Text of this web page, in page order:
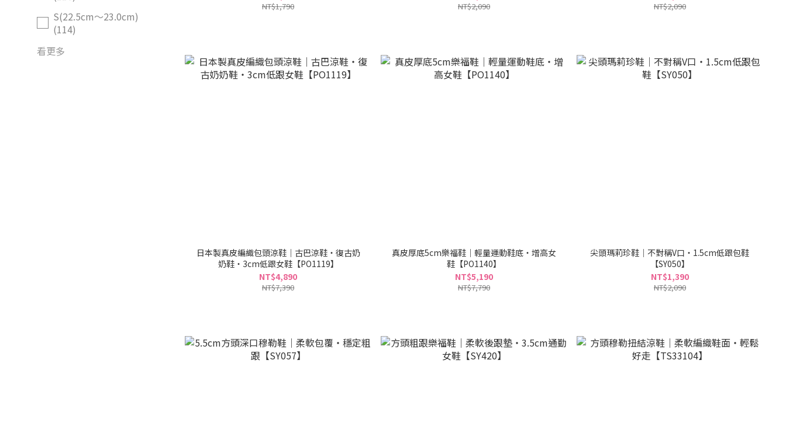
S(22.5cm～23.0cm)
(114)
看更多
NT$1,790 NT$2,090 NT$2,090
日本製真皮編織包頭涼鞋｜古巴涼鞋・復古奶
奶鞋・3cm低跟女鞋【PO1119】
NT$4,890
NT$7,390
真皮厚底5cm樂福鞋｜輕量運動鞋底・增高女
鞋【PO1140】
NT$5,190
NT$7,790
尖頭瑪莉珍鞋｜不對稱V口・1.5cm低跟包鞋
【SY050】
NT$1,390
NT$2,090